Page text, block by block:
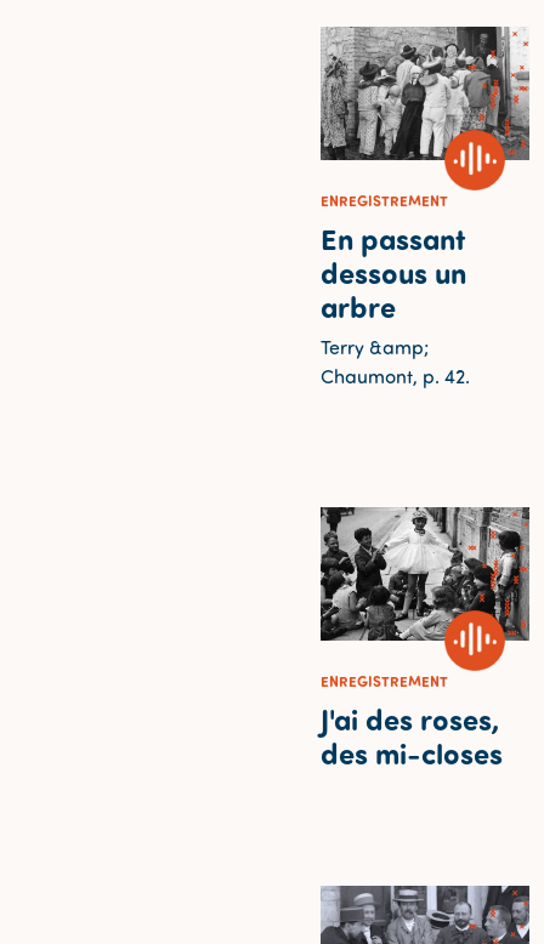
ENREGISTREMENT
En passant
dessous un
arbre
Terry &amp;
Chaumont, p. 42.
ENREGISTREMENT
J'ai des roses,
des mi-closes